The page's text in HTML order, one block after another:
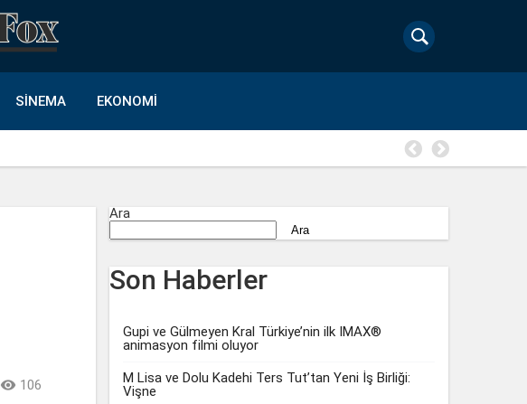
SINEMA EKONOMI
 106
Ara
Ara
Son Haberler
Gupi ve Gülmeyen Kral Türkiye’nin ilk IMAX®
animasyon filmi oluyor
M Lisa ve Dolu Kadehi Ters Tut’tan Yeni İş Birliği:
Vişne